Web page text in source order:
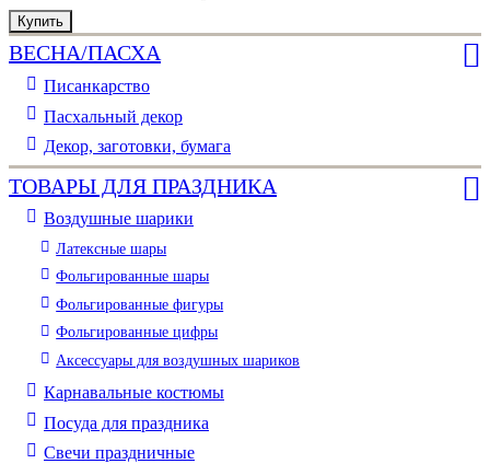
Купить
Купить
Купить
Купить
Купить
Купить
ВЕСНА/ПАСХА
Писанкарство
Пасхальный декор
Декор, заготовки, бумага
ТОВАРЫ ДЛЯ ПРАЗДНИКА
Воздушные шарики
Латексные шары
Фольгированные шары
Фольгированные фигуры
Фольгированные цифры
Аксессуары для воздушных шариков
Карнавальные костюмы
Посуда для праздника
Свечи праздничные